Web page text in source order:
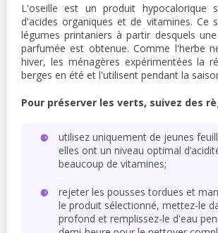
L'oseille est un produit hypocalorique
d'acides organiques et de vitamines. Ce
légumes printaniers à partir desquels
parfumée est obtenue. Comme l'herbe
hiver, les ménagères expérimentées la
berges en été et l'utilisent pendant la
Pour préserver les verts, suivez des
utilisez uniquement de jeunes
elles ont un niveau optimal
beaucoup de vitamines;
rejeter les pousses tordues et
le produit sélectionné, mettez-le
profond et remplissez-le d'eau